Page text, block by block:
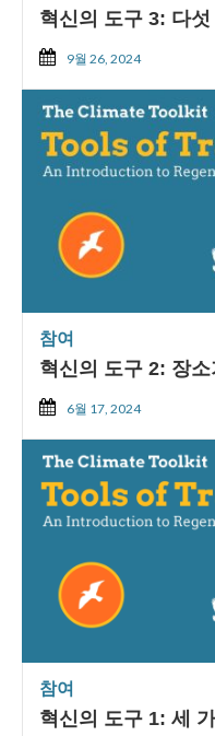
혁신의 도구 3: 다
9월 26, 2024
참여
혁신의 도구 2: 장
6월 17, 2024
참여
혁신의 도구 1: 세